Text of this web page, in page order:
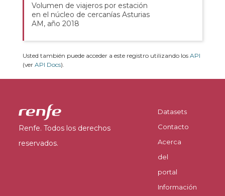
Volumen de viajeros por estación
en el núcleo de cercanías Asturias
AM, año 2018
Usted también puede acceder a este registro utilizando los API
(ver API Docs).
Renfe. Todos los derechos
reservados.
Datasets
Contacto
Acerca
del
portal
Información